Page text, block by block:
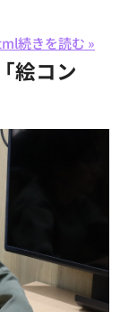
続きを読む »
絵コン